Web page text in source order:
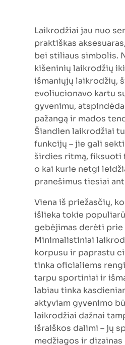
Laikrodžiai jau nuo
praktiškas
bei stiliaus simbolis.
kišeninių laikrodžių
išmaniųjų laikrodžių,
evoliucionavo kartu
gyvenimu,
pažangą ir mados
Šiandien laikrodžiai
funkcijų – jie gali
širdies ritmą, fiksuoti
o kai kurie netgi
pranešimus tiesiai
Viena iš priežasčių,
išlieka tokie
gebėjimas derėti
Minimalistiniai
korpusu ir paprastu
tinka oficialiems
tarpu sportiniai ir
labiau tinka
aktyviam gyvenimo
laikrodžiai dažnai
išraiškos dalimi – jų
medžiagos ir dizainas